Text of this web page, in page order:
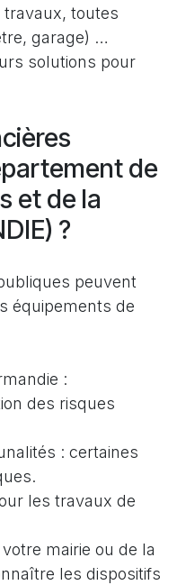
travaux, toutes
garage) …
solutions pour
de
et de la
?
peuvent
équipements de
:
des risques
: certaines
les travaux de
mairie ou de la
les dispositifs